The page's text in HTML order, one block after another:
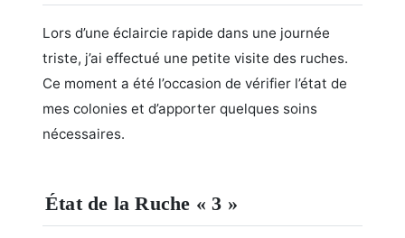
Lors d’une éclaircie rapide dans une journée
triste, j’ai effectué une petite visite des ruches.
Ce moment a été l’occasion de vérifier l’état de
mes colonies et d’apporter quelques soins
nécessaires.
État de la Ruche « 3 »